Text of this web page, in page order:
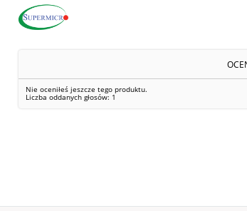
Nie oceniłeś jeszcze tego produktu.
Liczba oddanych głosów: 1